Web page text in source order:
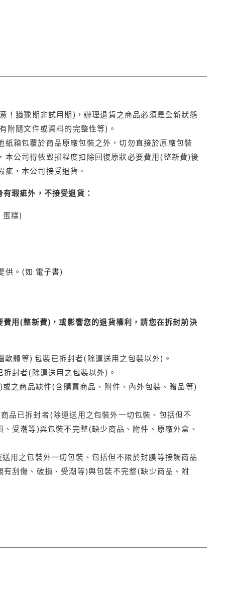
！猶豫期非試用期)，辦理退貨之商品必須是全新狀態
附隨文件或資料的完整性等)。
箱包覆於商品原廠包裝之外，切勿直接於原廠包裝
公司得依毀損程度扣除回復原狀必要費用(整新費)後
，本公司接受退貨。
瑕疵外，不接受退貨：
蛋糕)
供。(如:電子書)
用(整新費)，或影響您的退貨權利，請您在拆封前決
體等) 包裝已拆封者(除運送用之包裝以外)。
封者(除運送用之包裝以外)。
之商品缺件(含購買商品、附件、內外包裝、贈品等)
品已拆封者(除運送用之包裝外一切包裝、包括但不
受潮等)與包裝不完整(缺少商品、附件、原廠外盒、
用之包裝外一切包裝、包括但不限於封膜等接觸商品
刮傷、破損、受潮等)與包裝不完整(缺少商品、附